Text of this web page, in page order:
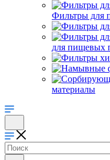
Фильтры для
для пищевых
материалы